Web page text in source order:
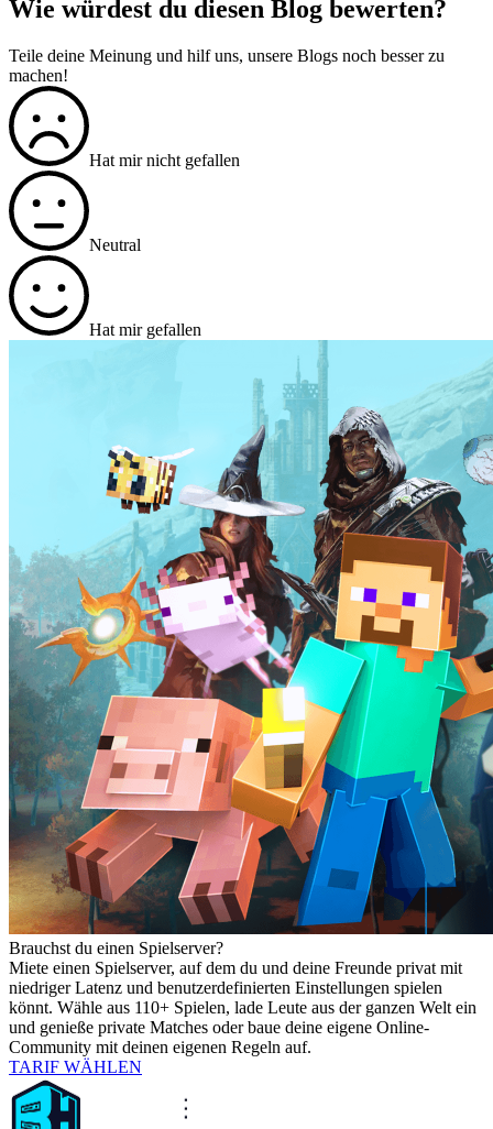
Wie würdest du diesen Blog bewerten?
Teile deine Meinung und hilf uns, unsere Blogs noch besser zu
machen!
Hat mir nicht gefallen
Neutral
Hat mir gefallen
Brauchst du einen Spielserver?
Miete einen Spielserver, auf dem du und deine Freunde privat mit
niedriger Latenz und benutzerdefinierten Einstellungen spielen
könnt. Wähle aus 110+ Spielen, lade Leute aus der ganzen Welt ein
und genieße private Matches oder baue deine eigene Online-
Community mit deinen eigenen Regeln auf.
TARIF WÄHLEN